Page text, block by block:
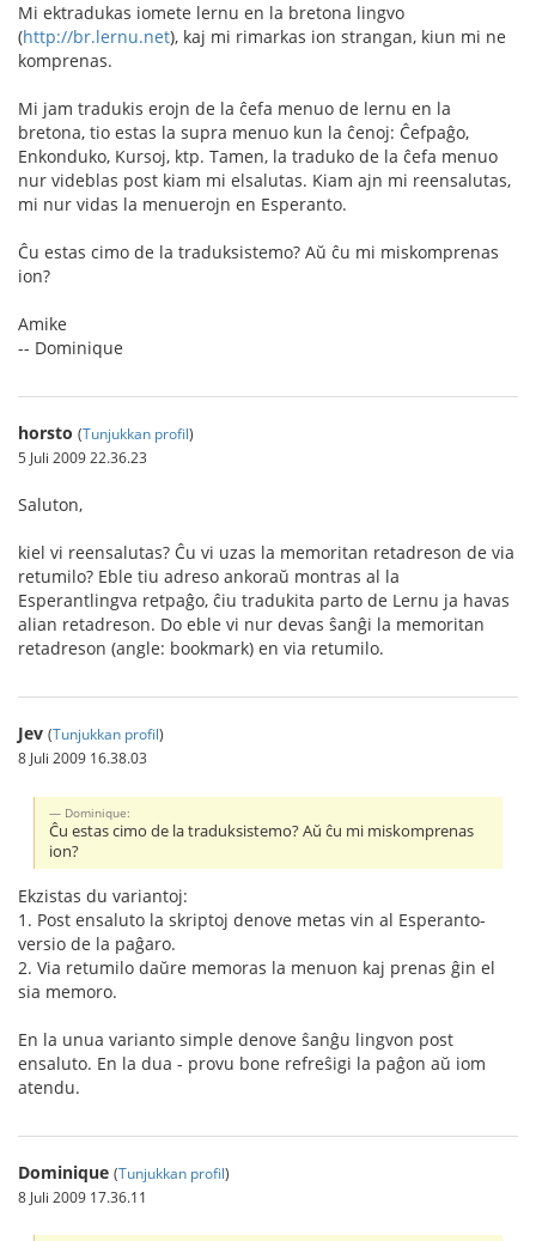
Mi ektradukas iomete lernu en la bretona lingvo
(http://br.lernu.net), kaj mi rimarkas ion strangan, kiun mi ne
komprenas.
Mi jam tradukis erojn de la ĉefa menuo de lernu en la
bretona, tio estas la supra menuo kun la ĉenoj: Ĉefpaĝo,
Enkonduko, Kursoj, ktp. Tamen, la traduko de la ĉefa menuo
nur videblas post kiam mi elsalutas. Kiam ajn mi reensalutas,
mi nur vidas la menuerojn en Esperanto.
Ĉu estas cimo de la traduksistemo? Aŭ ĉu mi miskomprenas
ion?
Amike
-- Dominique
horsto (Tunjukkan profil)
5 Juli 2009 22.36.23
Saluton,
kiel vi reensalutas? Ĉu vi uzas la memoritan retadreson de via
retumilo? Eble tiu adreso ankoraŭ montras al la
Esperantlingva retpaĝo, ĉiu tradukita parto de Lernu ja havas
alian retadreson. Do eble vi nur devas ŝanĝi la memoritan
retadreson (angle: bookmark) en via retumilo.
Jev (Tunjukkan profil)
8 Juli 2009 16.38.03
Dominique:
Ĉu estas cimo de la traduksistemo? Aŭ ĉu mi miskomprenas
ion?
Ekzistas du variantoj:
1. Post ensaluto la skriptoj denove metas vin al Esperanto-
versio de la paĝaro.
2. Via retumilo daŭre memoras la menuon kaj prenas ĝin el
sia memoro.
En la unua varianto simple denove ŝanĝu lingvon post
ensaluto. En la dua - provu bone refreŝigi la paĝon aŭ iom
atendu.
Dominique (Tunjukkan profil)
8 Juli 2009 17.36.11